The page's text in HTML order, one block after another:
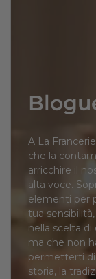
A La
che la
arricchire il
alta voce.
elementi per
tua
nella scelta
ma che non
permetterti di
storia, la